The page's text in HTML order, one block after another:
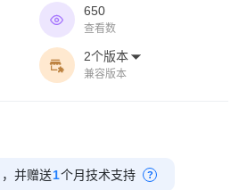

650
查看数

2个版本 
兼容版本
，并赠送1个月技术支持 ?